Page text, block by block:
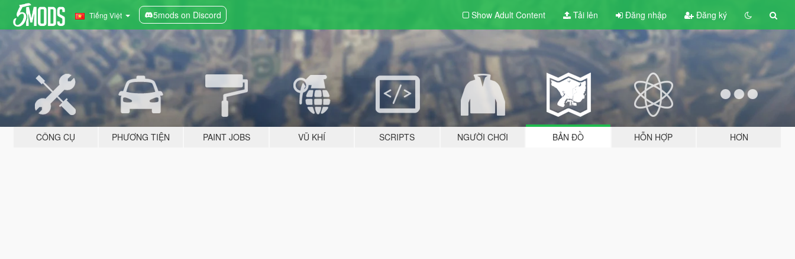
Tiếng Việt 5mods on Discord Show Adult Content Tải lên Đăng nhập Đăng ký
CÔNG CỤ PHƯƠNG TIỆN PAINT JOBS VŨ KHÍ SCRIPTS NGƯỜI CHƠI BẢN ĐỒ HỖN HỢP HƠN